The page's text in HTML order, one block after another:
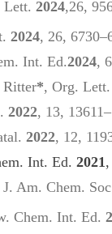
Lett. 2024,26,
2024, 26, 6730–
Int. Ed.2024,
Ritter*, Org.
2022, 13,
2022, 12,
Int. Ed. 2021
J. Am. Chem.
. Chem. Int. Ed.